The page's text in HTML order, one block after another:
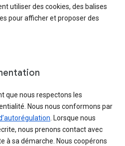
utiliser des cookies, des balises
pour afficher et proposer des
que nous respectons les
Nous nous conformons par
. Lorsque nous
nous prenons contact avec
à sa démarche. Nous coopérons